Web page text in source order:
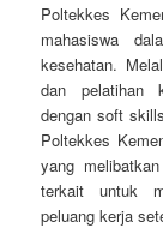
Poltekkes
mahasiswa
kesehatan.
dan pelatihan
dengan soft
Poltekkes
yang
terkait untuk
peluang kerja